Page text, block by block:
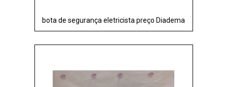
bota de segurança eletricista preço Diadema